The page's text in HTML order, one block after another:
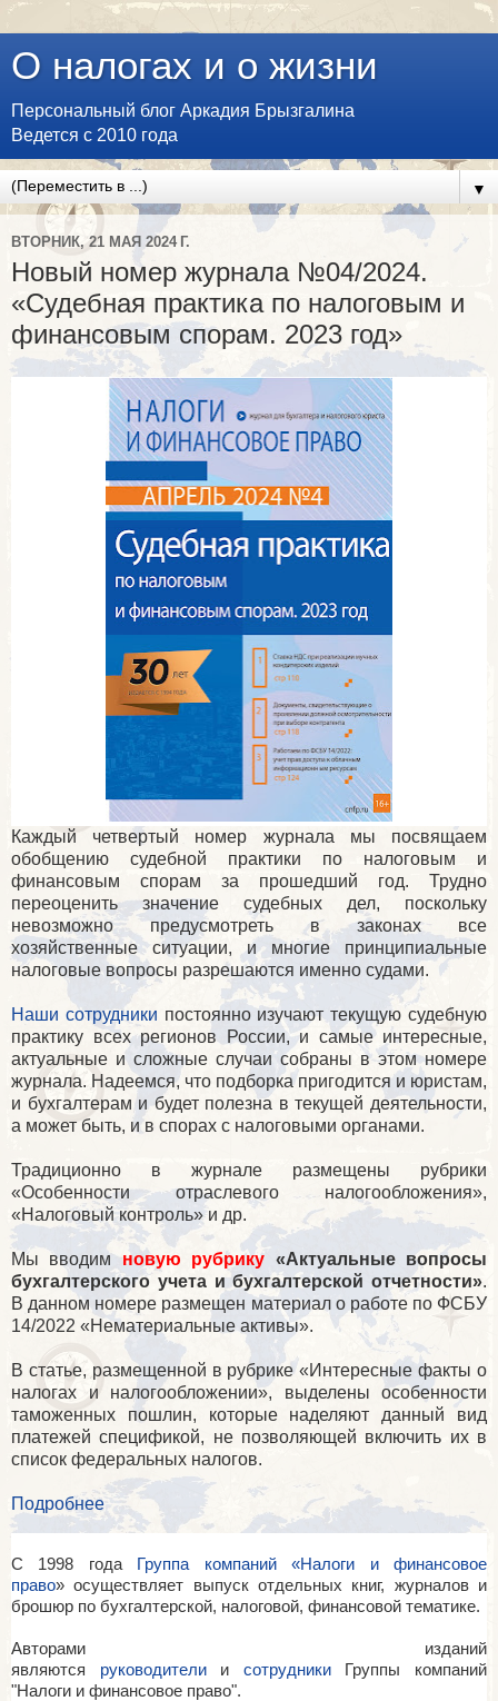
О налогах и о жизни
Персональный блог Аркадия Брызгалина
Ведется с 2010 года
▼
ВТОРНИК, 21 МАЯ 2024 Г.
Новый номер журнала №04/2024.
«Судебная практика по налоговым и
финансовым спорам. 2023 год»
Каждый четвертый номер журнала мы посвящаем
обобщению судебной практики по налоговым и
финансовым спорам за прошедший год. Трудно
переоценить значение судебных дел, поскольку
невозможно предусмотреть в законах все
хозяйственные ситуации, и многие принципиальные
налоговые вопросы разрешаются именно судами.
Наши сотрудники постоянно изучают текущую судебную
практику всех регионов России, и самые интересные,
актуальные и сложные случаи собраны в этом номере
журнала. Надеемся, что подборка пригодится и юристам,
и бухгалтерам и будет полезна в текущей деятельности,
а может быть, и в спорах с налоговыми органами.
Традиционно в журнале размещены рубрики
«Особенности отраслевого налогообложения»,
«Налоговый контроль» и др.
Мы вводимновую рубрику «Актуальные вопросы
бухгалтерского учета и бухгалтерской отчетности».
В данном номере размещен материал о работе по ФСБУ
14/2022 «Нематериальные активы».
В статье, размещенной в рубрике «Интересные факты о
налогах и налогообложении», выделены особенности
таможенных пошлин, которые наделяют данный вид
платежей спецификой, не позволяющей включить их в
список федеральных налогов.
Подробнее
С 1998 года Группа компаний «Налоги и финансовое
право» осуществляет выпуск отдельных книг, журналов и
брошюр по бухгалтерской, налоговой, финансовой тематике.
Авторами изданий
являются
руководители и сотрудники
Группы компаний
"Налоги и финансовое право".